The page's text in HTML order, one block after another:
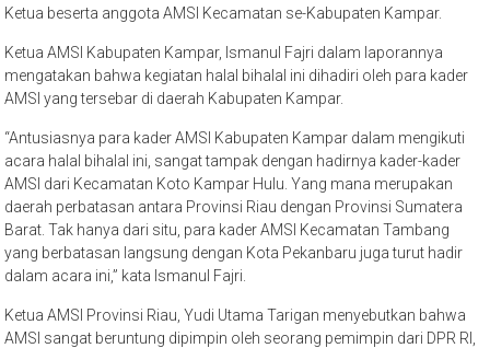
Ketua beserta anggota AMSI Kecamatan se-Kabupaten Kampar.
Ketua AMSI Kabupaten Kampar, Ismanul Fajri dalam laporannya
mengatakan bahwa kegiatan halal bihalal ini dihadiri oleh para kader
AMSI yang tersebar di daerah Kabupaten Kampar.
“Antusiasnya para kader AMSI Kabupaten Kampar dalam mengikuti
acara halal bihalal ini, sangat tampak dengan hadirnya kader-kader
AMSI dari Kecamatan Koto Kampar Hulu. Yang mana merupakan
daerah perbatasan antara Provinsi Riau dengan Provinsi Sumatera
Barat. Tak hanya dari situ, para kader AMSI Kecamatan Tambang
yang berbatasan langsung dengan Kota Pekanbaru juga turut hadir
dalam acara ini,” kata Ismanul Fajri.
Ketua AMSI Provinsi Riau, Yudi Utama Tarigan menyebutkan bahwa
AMSI sangat beruntung dipimpin oleh seorang pemimpin dari DPR RI,